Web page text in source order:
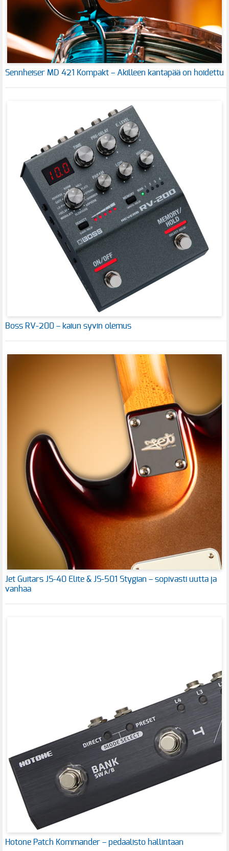
Sennheiser MD 421 Kompakt – Akilleen kantapää on hoidettu
Boss RV-200 – kaiun syvin olemus
Jet Guitars JS-40 Elite & JS-501 Stygian – sopivasti uutta ja
vanhaa
Hotone Patch Kommander – pedaalisto hallintaan